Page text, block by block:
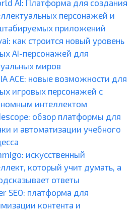
AI: Платформа для создания
персонажей и
приложений
как строится новый уровень
AI-персонажей для
миров
ACE: новые возможности для
игровых персонажей с
интеллектом
обзор платформы для
и автоматизации учебного
искусственный
который учит думать, а
ответы
SEO: платформа для
контента и